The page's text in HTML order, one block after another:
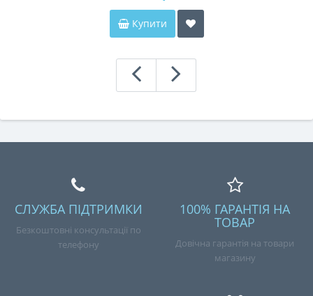
Купити
СЛУЖБА ПІДТРИМКИ
Безкоштовні консультації по
телефону
100% ГАРАНТІЯ НА
ТОВАР
Довічна гарантія на товари
магазину